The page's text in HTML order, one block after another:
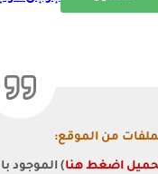
من الموقع:
اضغط هنا) الموجود